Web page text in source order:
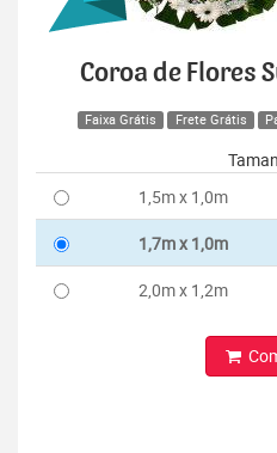
Coroa de Flores
Faixa Grátis Frete Grátis
1,5m x 1,0m
1,7m x 1,0m
2,0m x 1,2m